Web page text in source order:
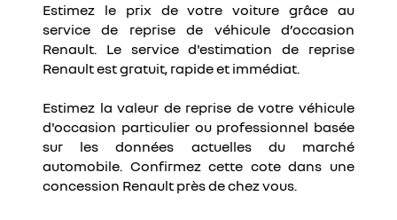
Estimez le prix de votre voiture grâce au
service de reprise de véhicule d’occasion
Renault. Le service d'estimation de reprise
Renault est gratuit, rapide et immédiat.​​
Estimez la valeur de reprise de votre véhicule
d'occasion particulier ou professionnel basée
sur les données actuelles du marché
automobile. Confirmez cette cote dans une
concession Renault près de chez vous.​